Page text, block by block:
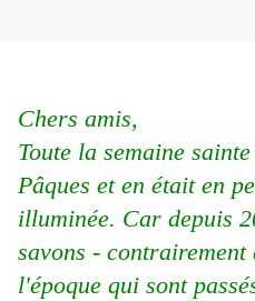
Chers amis,
Toute la semaine
Pâques et en était en
illuminée. Car depuis
savons - contrairement
l'époque qui sont